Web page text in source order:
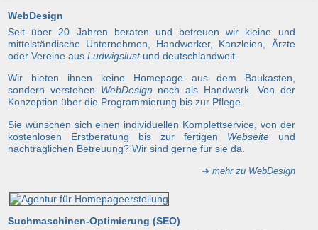
WebDesign
Seit über 20 Jahren beraten und betreuen wir kleine und
mittelständische Unternehmen, Handwerker, Kanzleien, Ärzte
oder Vereine ausLudwigslustund deutschlandweit.
Wir bieten ihnen keine Homepage aus dem Baukasten,
sondern verstehen WebDesign noch als Handwerk. Von der
Konzeption über die Programmierung bis zur Pflege.
Sie wünschen sich einen individuellen Komplettservice, von der
kostenlosen Erstberatung bis zur fertigen Webseiteund
nachträglichen Betreuung? Wir sind gerne für sie da.
➜ mehr zu WebDesign
Suchmaschinen-Optimierung (SEO)